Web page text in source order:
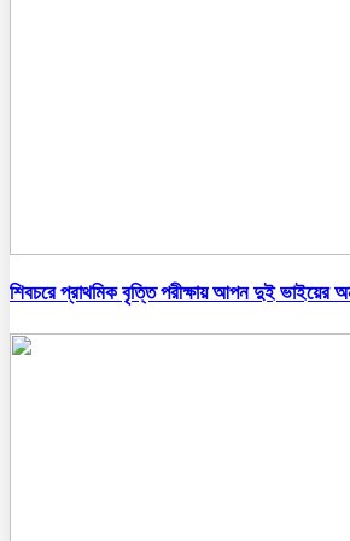
শিবচরে প্রাথমিক বৃত্তি পরীক্ষায় আপন দুই ভাইয়ের